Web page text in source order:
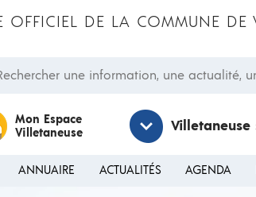
OFFICIEL DE LA COMMUNE DE
une information, une actualité, un
Mon Espace
Villetaneuse
Villetaneuse
ANNUAIRE ACTUALITÉS AGENDA